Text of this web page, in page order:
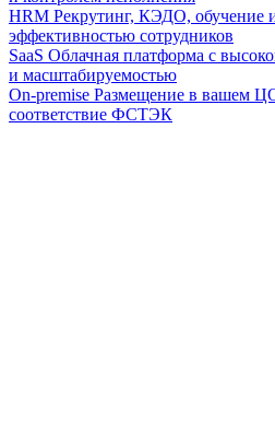
HRM Рекрутинг, КЭДО, обучение
эффективностью сотрудников
SaaS Облачная платформа с
и масштабируемостью
On-premise Размещение в вашем
соответствие ФСТЭК